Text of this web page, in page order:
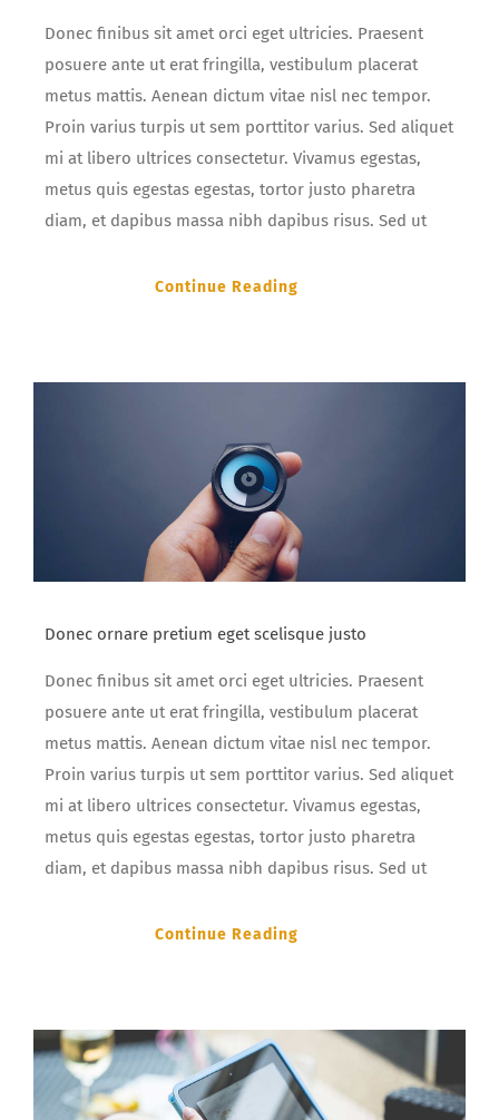
Donec finibus sit amet orci eget ultricies. Praesent
posuere ante ut erat fringilla, vestibulum placerat
metus mattis. Aenean dictum vitae nisl nec tempor.
Proin varius turpis ut sem porttitor varius. Sed aliquet
mi at libero ultrices consectetur. Vivamus egestas,
metus quis egestas egestas, tortor justo pharetra
diam, et dapibus massa nibh dapibus risus. Sed ut
Continue Reading
Donec ornare pretium eget scelisque justo
Donec finibus sit amet orci eget ultricies. Praesent
posuere ante ut erat fringilla, vestibulum placerat
metus mattis. Aenean dictum vitae nisl nec tempor.
Proin varius turpis ut sem porttitor varius. Sed aliquet
mi at libero ultrices consectetur. Vivamus egestas,
metus quis egestas egestas, tortor justo pharetra
diam, et dapibus massa nibh dapibus risus. Sed ut
Continue Reading